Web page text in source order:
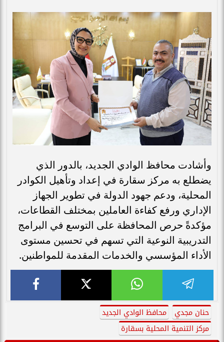
وأشادت محافظ الوادي الجديد، بالدور الذي
يضطلع به مركز سقارة في إعداد وتأهيل الكوادر
المحلية، ودعم جهود الدولة في تطوير الجهاز
الإداري ورفع كفاءة العاملين بمختلف القطاعات،
مؤكدةً حرص المحافظة على التوسع في البرامج
التدريبية النوعية التي تسهم في تحسين مستوى
الأداء المؤسسي والخدمات المقدمة للمواطنين.
حنان مجدي
محافظ الوادي الجديد
مركز التنمية المحلية بسقارة